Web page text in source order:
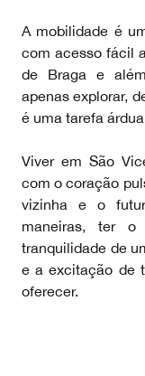
A mobilidade é
com acesso fácil
de Braga e
apenas explorar,
é uma tarefa
Viver em São
com o coração
vizinha e o
maneiras, ter
tranquilidade de
e a excitação de
oferecer.